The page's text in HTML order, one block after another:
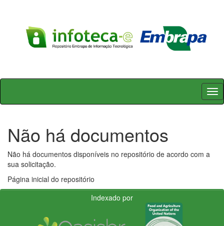
Skip
Não há documentos
Não há documentos disponíveis no repositório de acordo com a
sua solicitação.
Página inicial do repositório
Indexado por